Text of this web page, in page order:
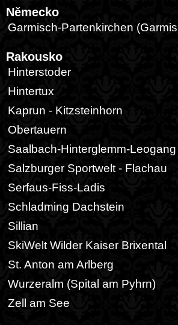
Německo
Garmisch-Partenkirchen
Rakousko
Hinterstoder
Hintertux
Kaprun - Kitzsteinhorn
Obertauern
Saalbach-Hinterglemm-Leogang
Salzburger Sportwelt - Flachau
Serfaus-Fiss-Ladis
Schladming Dachstein
Sillian
SkiWelt Wilder Kaiser Brixental
St. Anton am Arlberg
Wurzeralm (Spital am Pyhrn)
Zell am See